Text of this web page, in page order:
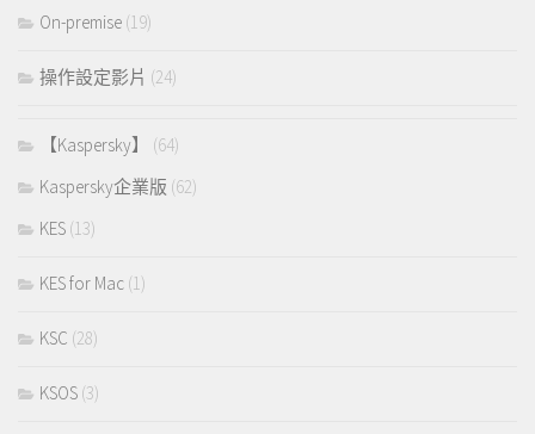
On-premise (19)
操作設定影片 (24)
【Kaspersky】
(64)
Kaspersky企業版 (62)
KES (13)
KES for Mac (1)
KSC (28)
KSOS (3)